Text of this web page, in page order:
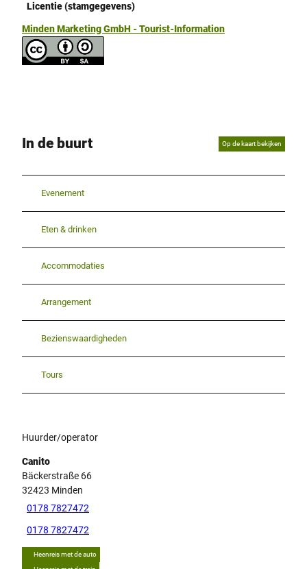
Licentie (stamgegevens)
Minden Marketing GmbH - Tourist-Information
In de buurt Op de kaart bekijken
Evenement
Eten & drinken
Accommodaties
Arrangement
Bezienswaardigheden
Tours
Huurder/operator
Canito
Bäckerstraße 66
32423 Minden
0178 7827472
0178 7827472
Heenreis met de auto